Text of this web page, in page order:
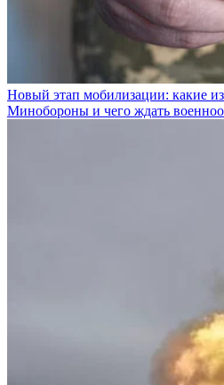
Новый этап мобилизации: какие
Минобороны и чего ждать